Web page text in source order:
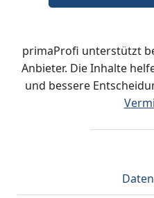
primaProfi unterstützt
Anbieter. Die Inhalte
und bessere